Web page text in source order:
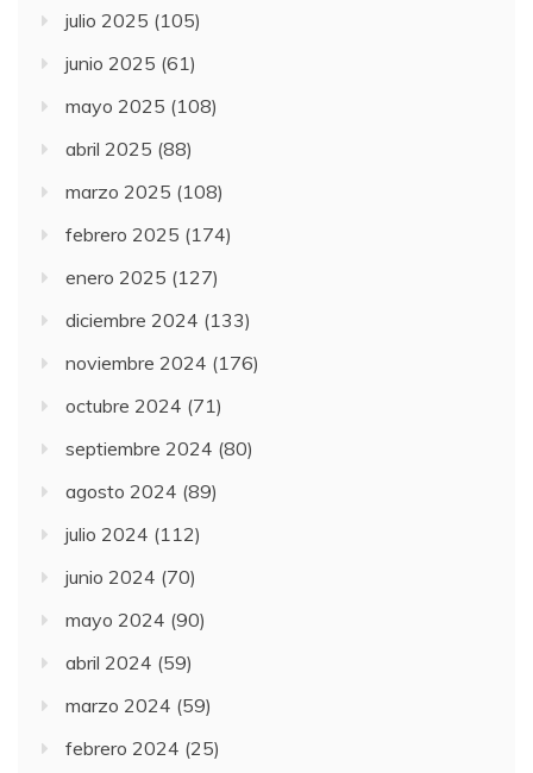
julio 2025 (105)
junio 2025 (61)
mayo 2025 (108)
abril 2025 (88)
marzo 2025 (108)
febrero 2025 (174)
enero 2025 (127)
diciembre 2024 (133)
noviembre 2024 (176)
octubre 2024 (71)
septiembre 2024 (80)
agosto 2024 (89)
julio 2024 (112)
junio 2024 (70)
mayo 2024 (90)
abril 2024 (59)
marzo 2024 (59)
febrero 2024 (25)